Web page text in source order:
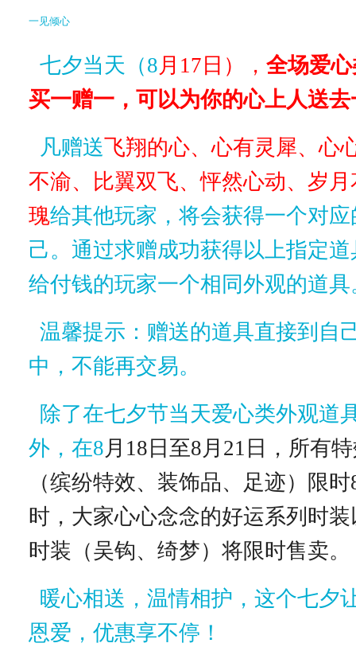
一见倾心
七夕当天（8 月17日），全场爱
买一赠一，可以为你的心上人送
凡赠送飞翔的心、心有灵犀、心
不渝、比翼双飞、怦然心动、岁
瑰给其他玩家，将会获得一个对
己。通过求赠成功获得以上指定
给付钱的玩家一个相同外观的道具
温馨提示：赠送的道具直接到自
中，不能再交易。
除了在七夕节当天爱心类外观道
外，在8 月18日至8月21日，所有
（缤纷特效、装饰品、足迹）限
时，大家心心念念的好运系列时
时装（吴钩、绮梦）将限时售卖。
暖心相送，温情相护，这个七夕
恩爱，优惠享不停！